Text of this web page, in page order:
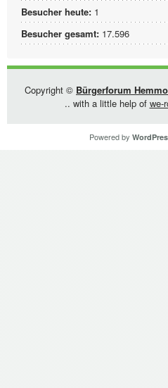
Besucher heute: 1
Besucher gesamt: 17.596
Copyright © Bürgerforum
.. with a little help of we-
Powered by